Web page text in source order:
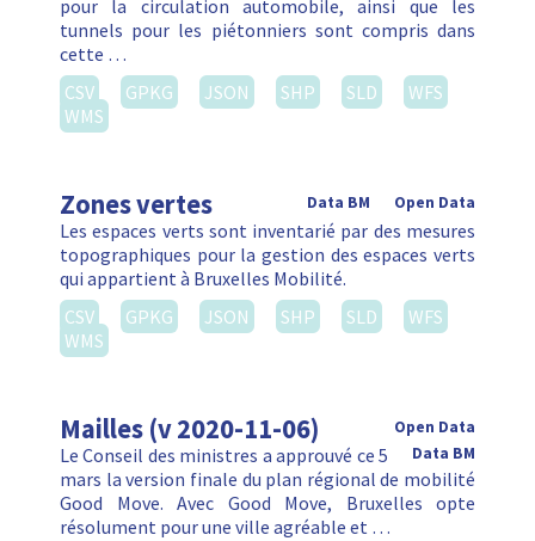
pour la circulation automobile, ainsi que les
tunnels pour les piétonniers sont compris dans
cette …
CSV
GPKG JSON SHP SLD
WFS
WMS
Zones vertes Open Data
Data BM
Les espaces verts sont inventarié par des mesures
topographiques pour la gestion des espaces verts
qui appartient à Bruxelles Mobilité.
CSV
GPKG JSON SHP SLD
WFS
WMS
Mailles (v 2020-11-06)
Open Data
Data BM
Le Conseil des ministres a approuvé ce 5
mars la version finale du plan régional de mobilité
Good Move. Avec Good Move, Bruxelles opte
résolument pour une ville agréable et …